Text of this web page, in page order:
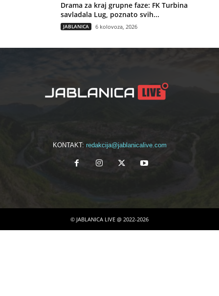
Drama za kraj grupne faze: FK Turbina
savladala Lug, poznato svih...
JABLANICA 6 kolovoza, 2026
KONTAKT: redakcija@jablanicalive.com
© JABLANICA LIVE @ 2022-2026